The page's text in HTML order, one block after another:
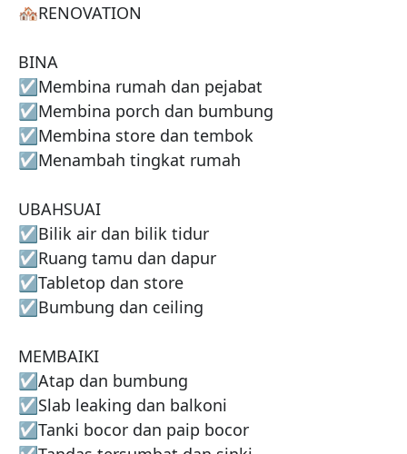
🏘️RENOVATION
BINA
☑️Membina rumah dan pejabat
☑️Membina porch dan bumbung
☑️Membina store dan tembok
☑️Menambah tingkat rumah
UBAHSUAI
☑️Bilik air dan bilik tidur
☑️Ruang tamu dan dapur
☑️Tabletop dan store
☑️Bumbung dan ceiling
MEMBAIKI
☑️Atap dan bumbung
☑️Slab leaking dan balkoni
☑️Tanki bocor dan paip bocor